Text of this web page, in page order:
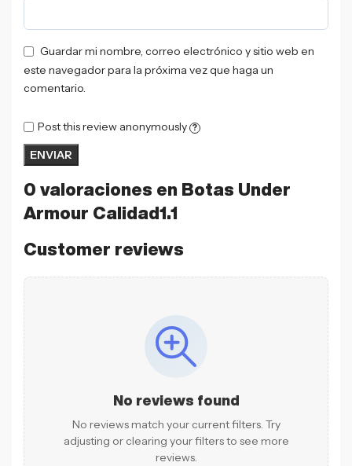
0 valoraciones en Botas Under
Armour Calidad1.1
Customer reviews
No reviews found
No reviews match your current filters. Try
adjusting or clearing your filters to see more
reviews.
Guardar mi nombre, correo electrónico y sitio web en
este navegador para la próxima vez que haga un
comentario.
Post this review anonymously ?